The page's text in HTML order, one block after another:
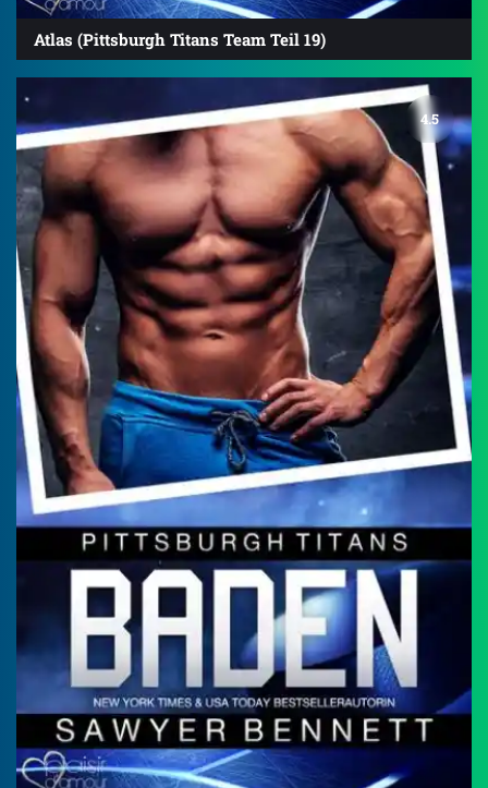
Atlas (Pittsburgh Titans Team Teil 19)
4.5